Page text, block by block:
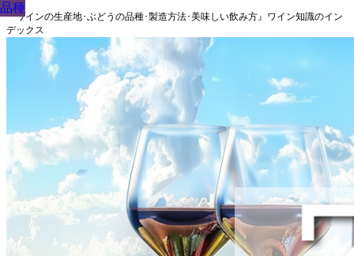
『ワインの生産地･ぶどうの品種･製造方法･美味しい飲み方』ワイン知識のイン
デックス
品種
品種
品種
品種
品種
品種
品種
品種
品種